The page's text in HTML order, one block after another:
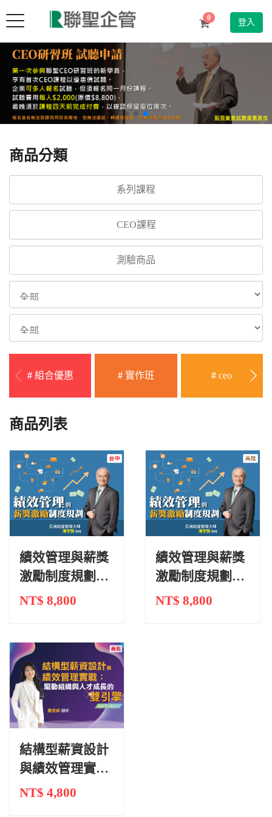
Toggle
navigation
0 登入
商品分類
系列課程
CEO課程
測驗商品
# 組合優惠 # 實作班 # ceo
商品列表
績效管理與薪獎
激勵制度規劃｜
台中
NT$ 8,800
績效管理與薪獎
激勵制度規劃｜
高雄
NT$ 8,800
結構型薪資設計
與績效管理實
戰：驅動組織與
NT$ 4,800